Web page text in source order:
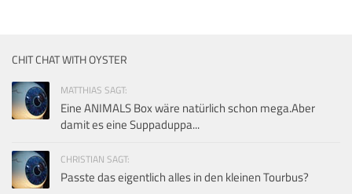
CHIT CHAT WITH OYSTER
MATTHIAS SAGT:
Eine ANIMALS Box wäre natürlich schon mega.Aber
damit es eine Suppaduppa...
CHRISTIAN SAGT:
Passte das eigentlich alles in den kleinen Tourbus?